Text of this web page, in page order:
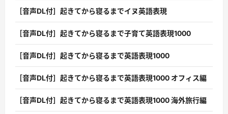
［音声DL付］起きてから寝るまでイヌ英語表現
［音声DL付］起きてから寝るまで子育て英語表現1000
［音声DL付］起きてから寝るまで英語表現1000
［音声DL付］起きてから寝るまで英語表現1000 オフィス編
［音声DL付］起きてから寝るまで英語表現1000 海外旅行編